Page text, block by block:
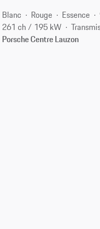
Blanc Rouge Essence
261 ch / 195 kW
Porsche Centre Lauzon